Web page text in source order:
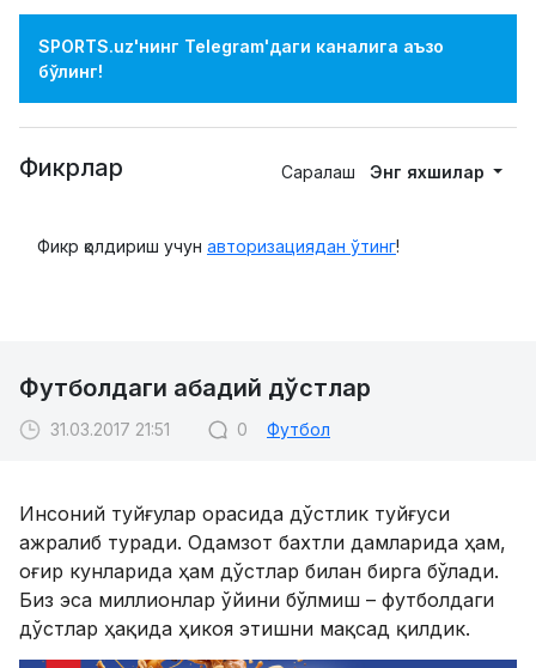
SPORTS.uz'нинг Telegram'даги каналига аъзо
бўлинг!
Фикрлар Саралаш Энг яхшилар
Фикр қолдириш учун авторизациядан ўтинг!
Футболдаги абадий дўстлар
31.03.2017 21:51 0 Футбол
Инсоний туйғулар орасида дўстлик туйғуси
ажралиб туради. Одамзот бахтли дамларида ҳам,
оғир кунларида ҳам дўстлар билан бирга бўлади.
Биз эса миллионлар ўйини бўлмиш – футболдаги
дўстлар ҳақида ҳикоя этишни мақсад қилдик.